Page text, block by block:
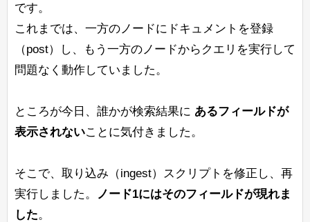
です。
これまでは、一方のノードにドキュメントを登録
（post）し、もう一方のノードからクエリを実行して
問題なく動作していました。
ところが今日、誰かが検索結果に あるフィールドが
表示されないことに気付きました。
そこで、取り込み（ingest）スクリプトを修正し、再
実行しました。
ノード1にはそのフィールドが現れま
した。